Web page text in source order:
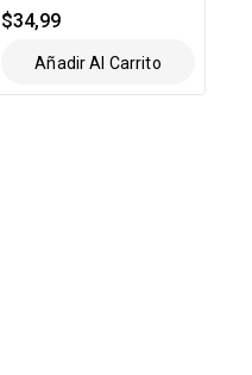
$34,99
Añadir Al Carrito